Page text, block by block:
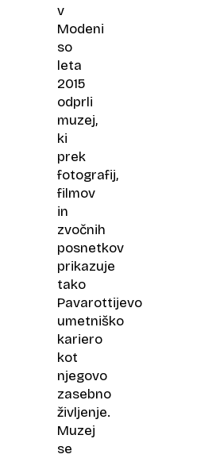
v
Modeni
so
leta
2015
odprli
muzej,
ki
prek
fotografij,
filmov
in
zvočnih
posnetkov
prikazuje
tako
Pavarottijevo
umetniško
kariero
kot
njegovo
zasebno
življenje.
Muzej
se